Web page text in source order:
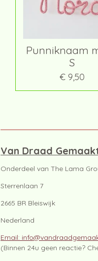
Punniknaam
S
€ 9,50
Van Draad
Onderdeel van The Lama
Sterrenlaan 7
2665 BR Bleiswijk
Nederland
Email:
(Binnen 24u geen reactie?